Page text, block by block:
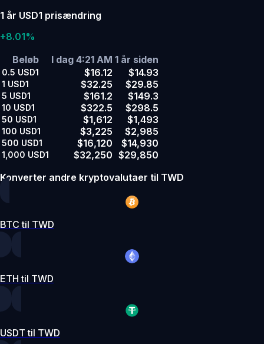
1 år USD1 prisændring
+8.01%
Beløb
I dag 4:21 AM 1 år siden
0.5 USD1 $16.12 $14.93
1 USD1 $32.25 $29.85
5 USD1 $161.2 $149.3
10 USD1 $322.5 $298.5
50 USD1 $1,612 $1,493
100 USD1 $3,225 $2,985
500 USD1 $16,120 $14,930
1,000 USD1 $32,250 $29,850
Konverter andre kryptovalutaer til TWD
BTC til TWD
ETH til TWD
USDT til TWD